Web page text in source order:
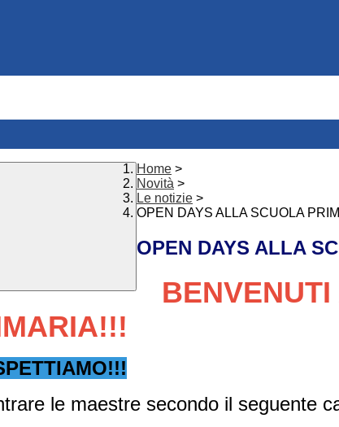
Home >
Novità >
Le notizie >
OPEN DAYS ALLA SCUOLA
OPEN DAYS ALLA
le maestre secondo il seguente